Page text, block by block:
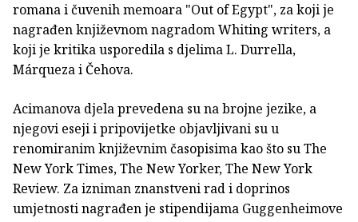
romana i čuvenih memoara "Out of Egypt", za koji je
nagrađen književnom nagradom Whiting writers, a
koji je kritika usporedila s djelima L. Durrella,
Márqueza i Čehova.
Acimanova djela prevedena su na brojne jezike, a
njegovi eseji i pripovijetke objavljivani su u
renomiranim književnim časopisima kao što su The
New York Times, The New Yorker, The New York
Review. Za izniman znanstveni rad i doprinos
umjetnosti nagrađen je stipendijama Guggenheimove